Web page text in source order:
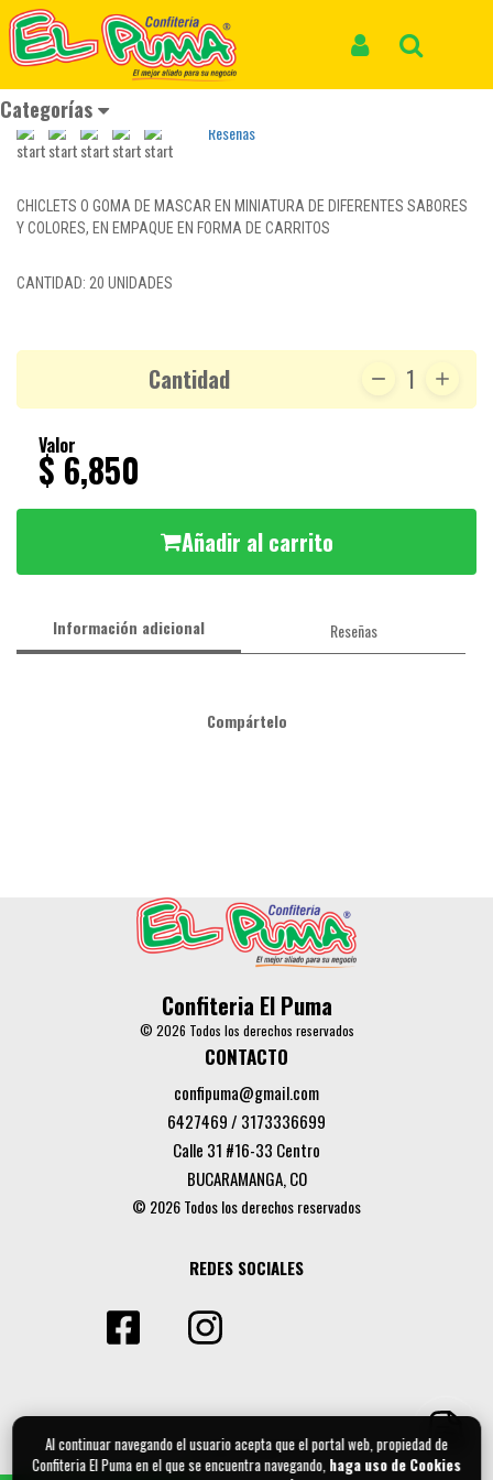
Categorías
Inicio Productos MINI CHICLETS CARRITOS *20und
MINI CHICLETS CARRITOS *20und
REF: CHICLE 110
Reseñas
CHICLETS O GOMA DE MASCAR EN MINIATURA DE DIFERENTES SABORES
Y COLORES, EN EMPAQUE EN FORMA DE CARRITOS
CANTIDAD: 20 UNIDADES
Cantidad 1
Valor
$ 6,850
Añadir al carrito
Información adicional Reseñas
Compártelo
Confiteria El Puma
© 2026 Todos los derechos reservados
CONTACTO
confipuma@gmail.com
6427469 / 3173336699
Calle 31 #16-33 Centro
BUCARAMANGA, CO
© 2026 Todos los derechos reservados
REDES SOCIALES
Al continuar navegando el usuario acepta que el portal web, propiedad de
Confiteria El Puma en el que se encuentra navegando, haga uso de Cookies